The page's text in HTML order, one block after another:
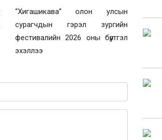
“Хигашикава” олон улсын
сурагчдын гэрэл зургийн
фестивалийн 2026 оны бүртгэл
эхэллээ